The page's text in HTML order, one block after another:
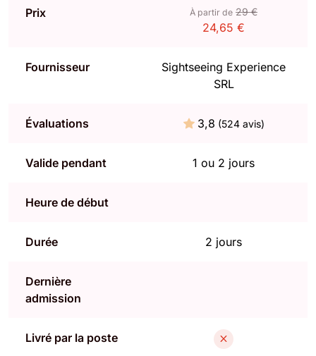
Prix À partir de 29 €
24,65 €
Fournisseur
Sightseeing Experience
SRL
Évaluations 3,8 (524 avis)
Valide pendant 1 ou 2 jours
Heure de début
Durée 2 jours
Dernière
admission
Livré par la poste